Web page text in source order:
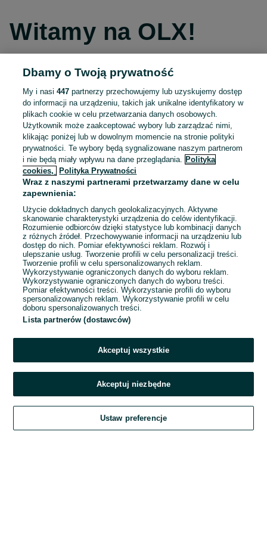
Witamy na OLX!
Kontynuuj przez Facebooka
Kontynuuj przez konto Apple
Kontynuuj przez konto Google
LUB
E-mail
Hasło
Zaloguj się
Kontynuując za pośrednictwem jednego z dostawców wskazanych powyżej,
OLX.pl w jego aktualnym brzmieniu.
Dbamy o Twoją prywatność
My i nasi447 partnerzy przechowujemy lub uzyskujemy dostęp
do informacji na urządzeniu, takich jak unikalne identyfikatory w
plikach cookie w celu przetwarzania danych osobowych.
Użytkownik może zaakceptować wybory lub zarządzać nimi,
klikając poniżej lub w dowolnym momencie na stronie polityki
prywatności. Te wybory będą sygnalizowane naszym partnerom
i nie będą miały wpływu na dane przeglądania.
Polityka
cookies,
Polityka Prywatności
Wraz z naszymi partnerami przetwarzamy dane w celu
zapewnienia:
Użycie dokładnych danych geolokalizacyjnych. Aktywne
skanowanie charakterystyki urządzenia do celów identyfikacji.
Rozumienie odbiorców dzięki statystyce lub kombinacji danych
z różnych źródeł. Przechowywanie informacji na urządzeniu lub
dostęp do nich. Pomiar efektywności reklam. Rozwój i
ulepszanie usług. Tworzenie profili w celu personalizacji treści.
Tworzenie profili w celu spersonalizowanych reklam.
Wykorzystywanie ograniczonych danych do wyboru reklam.
Wykorzystywanie ograniczonych danych do wyboru treści.
Pomiar efektywności treści. Wykorzystanie profili do wyboru
spersonalizowanych reklam. Wykorzystywanie profili w celu
doboru spersonalizowanych treści.
Lista partnerów (dostawców)
Akceptuj wszystkie
Akceptuj niezbędne
Ustaw preferencje